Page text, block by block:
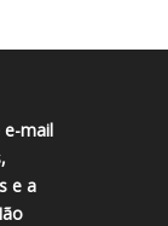
e-mail
e a